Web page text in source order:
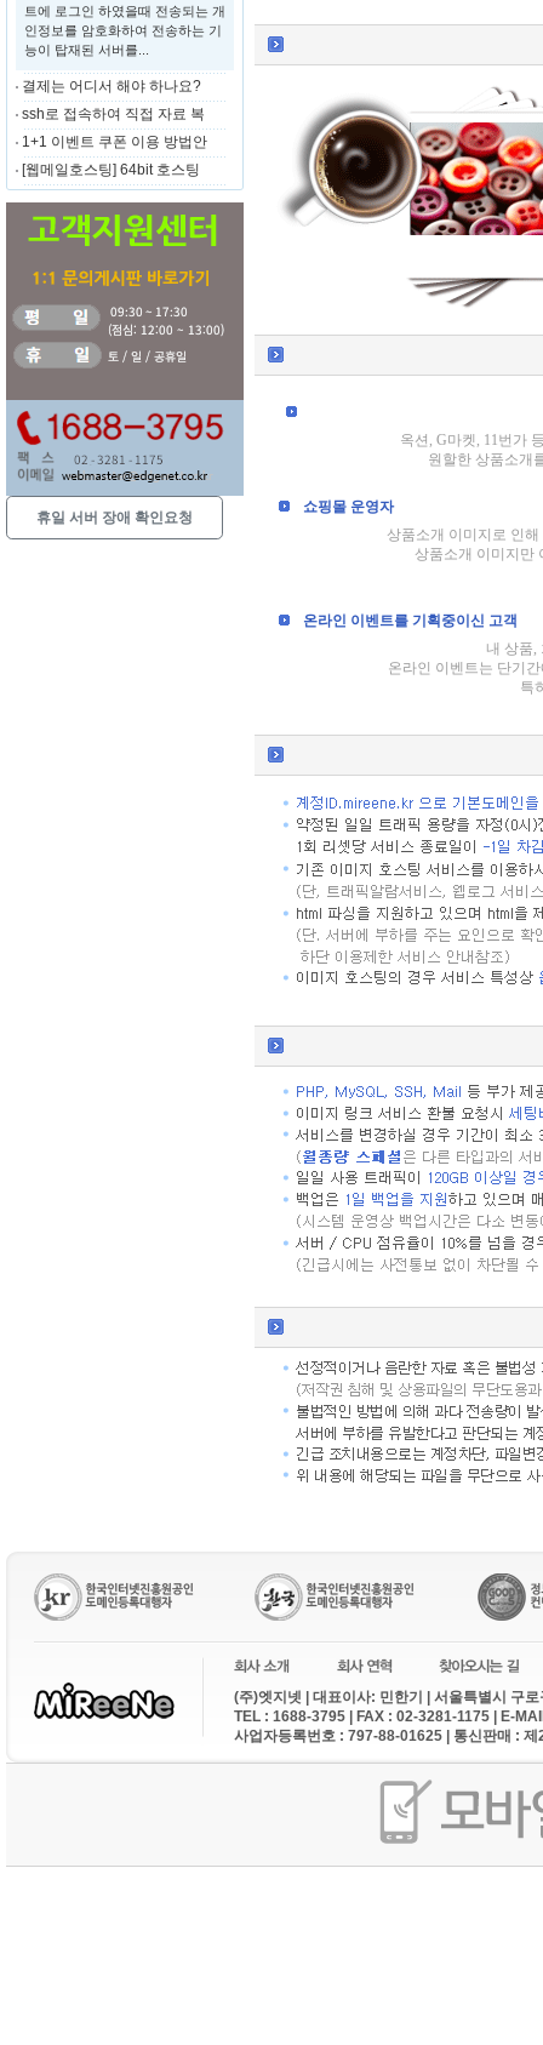
트에 로그인 하였을때 전송되는 개
인정보를 암호화하여 전송하는 기
능이 탑재된 서버를...
결제는 어디서 해야 하나요?
ssh로 접속하여 직접 자료 복
1+1 이벤트 쿠폰 이용 방법안
[웹메일호스팅] 64bit 호스팅
휴일 서버 장애 확인요청
옥션, G마켓, 11번가
원할한 상품소개
쇼핑몰 운영자
상품소개 이미지로 인
상품소개 이미지만
온라인 이벤트를 기획중이신 고객
내 상품,
온라인 이벤트는 단기
특
(주)엣지넷 | 대표이사: 민한기 | 서울특별시 구
TEL : 1688-3795 | FAX : 02-3281-1175 | E-
사업자등록번호 : 797-88-01625 | 통신판매 :